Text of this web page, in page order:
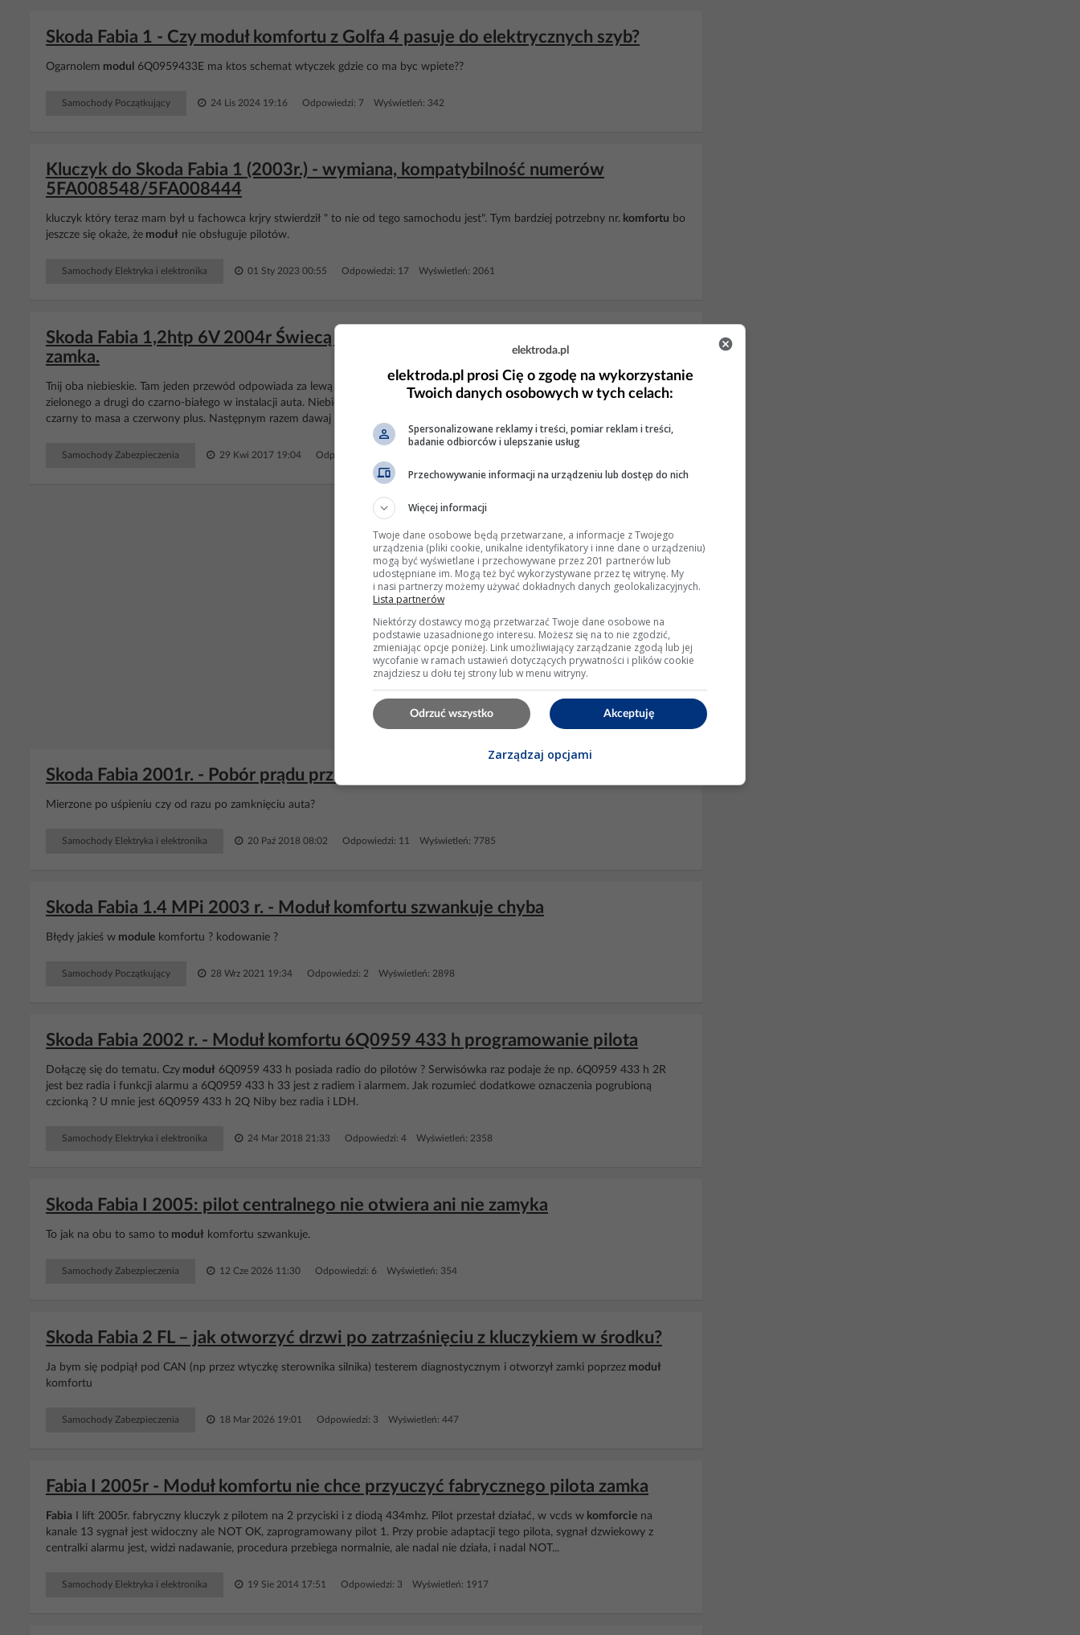
Skoda Fabia 1 - Czy moduł komfortu z Golfa 4 pasuje do elektrycznych szyb?
Ogarnolem modul 6Q0959433E ma ktos schemat wtyczek gdzie co ma byc wpiete??
Samochody Początkujący 24 Lis 2024 19:16 Odpowiedzi: 7 Wyświetleń: 342
Kluczyk do Skoda Fabia 1 (2003r.) - wymiana, kompatybilność numerów
5FA008548/5FA008444
kluczyk który teraz mam był u fachowca krjry stwierdził " to nie od tego samochodu jest". Tym bardziej potrzebny nr. komfortu bo
jeszcze się okaże, że moduł nie obsługuje pilotów.
Samochody Elektryka i elektronika 01 Sty 2023 00:55 Odpowiedzi: 17 Wyświetleń: 2061
Skoda Fabia 1,2htp 6V 2004r Świecą się kierunki po zamknięciu centralnego
zamka.
Tnij oba niebieskie. Tam jeden przewód odpowiada za lewą stronę a drugi za prawą. Jeden niebieski będzie podłączony do czarno-
zielonego a drugi do czarno-białego w instalacji auta. Niebieskie to kierunki, brązowy/biały to sterowanie centralnym zamkiem,
czarny to masa a czerwony plus. Następnym razem dawaj lepsze zdjecia. To ze zdjęcia to nie
Samochody Zabezpieczenia 29 Kwi 2017 19:04 Odpowiedzi: 29 Wyświetleń: 6975
REKLAMA
Skoda Fabia 2001r. - Pobór prądu przez moduł komfortu
Mierzone po uśpieniu czy od razu po zamknięciu auta?
Samochody Elektryka i elektronika 20 Paź 2018 08:02 Odpowiedzi: 11 Wyświetleń: 7785
Skoda Fabia 1.4 MPi 2003 r. - Moduł komfortu szwankuje chyba
Błędy jakieś w module komfortu ? kodowanie ?
Samochody Początkujący 28 Wrz 2021 19:34 Odpowiedzi: 2 Wyświetleń: 2898
Skoda Fabia 2002 r. - Moduł komfortu 6Q0959 433 h programowanie pilota
Dołączę się do tematu. Czy moduł 6Q0959 433 h posiada radio do pilotów ? Serwisówka raz podaje że np. 6Q0959 433 h 2R
jest bez radia i funkcji alarmu a 6Q0959 433 h 33 jest z radiem i alarmem. Jak rozumieć dodatkowe oznaczenia pogrubioną
czcionką ? U mnie jest 6Q0959 433 h 2Q Niby bez radia i LDH.
Samochody Elektryka i elektronika 24 Mar 2018 21:33 Odpowiedzi: 4 Wyświetleń: 2358
Skoda Fabia I 2005: pilot centralnego nie otwiera ani nie zamyka
To jak na obu to samo to moduł komfortu szwankuje.
Samochody Zabezpieczenia 12 Cze 2026 11:30 Odpowiedzi: 6 Wyświetleń: 354
Skoda Fabia 2 FL – jak otworzyć drzwi po zatrzaśnięciu z kluczykiem w środku?
Ja bym się podpiął pod CAN (np przez wtyczkę sterownika silnika) testerem diagnostycznym i otworzył zamki poprzez moduł
komfortu
Samochody Zabezpieczenia 18 Mar 2026 19:01 Odpowiedzi: 3 Wyświetleń: 447
Fabia I 2005r - Moduł komfortu nie chce przyuczyć fabrycznego pilota zamka
Fabia I lift 2005r. fabryczny kluczyk z pilotem na 2 przyciski i z diodą 434mhz. Pilot przestał działać, w vcds w komforcie na
kanale 13 sygnał jest widoczny ale NOT OK, zaprogramowany pilot 1. Przy probie adaptacji tego pilota, sygnał dzwiekowy z
centralki alarmu jest, widzi nadawanie, procedura przebiega normalnie, ale nadal nie działa, i nadal NOT...
Samochody Elektryka i elektronika 19 Sie 2014 17:51 Odpowiedzi: 3 Wyświetleń: 1917
elektroda.pl
elektroda.pl prosi Cię o zgodę na wykorzystanie
Twoich danych osobowych w tych celach:
Spersonalizowane reklamy i treści, pomiar reklam i treści,
badanie odbiorców i ulepszanie usług
Przechowywanie informacji na urządzeniu lub dostęp do nich
Więcej informacji
Twoje dane osobowe będą przetwarzane, a informacje z Twojego
urządzenia (pliki cookie, unikalne identyfikatory i inne dane o urządzeniu)
mogą być wyświetlane i przechowywane przez 201 partnerów lub
udostępniane im. Mogą też być wykorzystywane przez tę witrynę. My
i nasi partnerzy możemy używać dokładnych danych geolokalizacyjnych.
Lista partnerów
Niektórzy dostawcy mogą przetwarzać Twoje dane osobowe na
podstawie uzasadnionego interesu. Możesz się na to nie zgodzić,
zmieniając opcje poniżej. Link umożliwiający zarządzanie zgodą lub jej
wycofanie w ramach ustawień dotyczących prywatności i plików cookie
znajdziesz u dołu tej strony lub w menu witryny.
Akceptuję
Odrzuć wszystko
Zarządzaj opcjami